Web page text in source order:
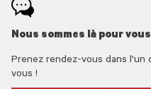
Nous sommes là pour vous
Prenez rendez-vous dans l'un
vous !